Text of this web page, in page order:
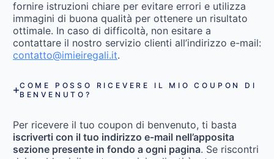
fornire istruzioni chiare per evitare errori e utilizza
immagini di buona qualità per ottenere un risultato
ottimale. In caso di difficoltà, non esitare a
contattare il nostro servizio clienti all’indirizzo e-mail:
contatto@imieiregali.it.
COME POSSO RICEVERE IL MIO COUPON DI
BENVENUTO?
Per ricevere il tuo coupon di benvenuto, ti basta
iscriverti con il tuo indirizzo e-mail nell’apposita
sezione presente in fondo a ogni pagina. Se riscontri